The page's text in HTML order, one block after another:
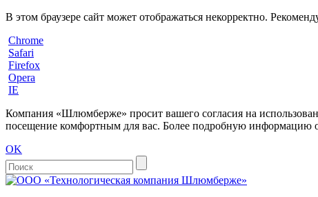
В этом браузере сайт может отображаться некорректно.
Chrome
Safari
Firefox
Opera
IE
Компания «Шлюмберже» просит вашего согласия на
посещение комфортным для вас. Более подробную информацию
OK